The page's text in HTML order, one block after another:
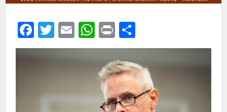
Facebook
Twitter
EmailWhatsApp
Print